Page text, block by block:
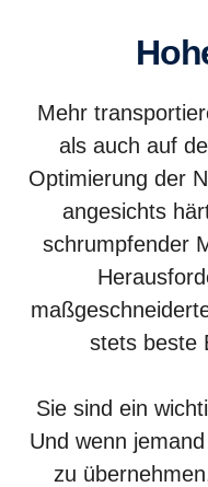
Mehr
als auch auf
Optimierung der
angesichts
schrumpfender
stets beste
Sie sind ein
Und wenn
zu